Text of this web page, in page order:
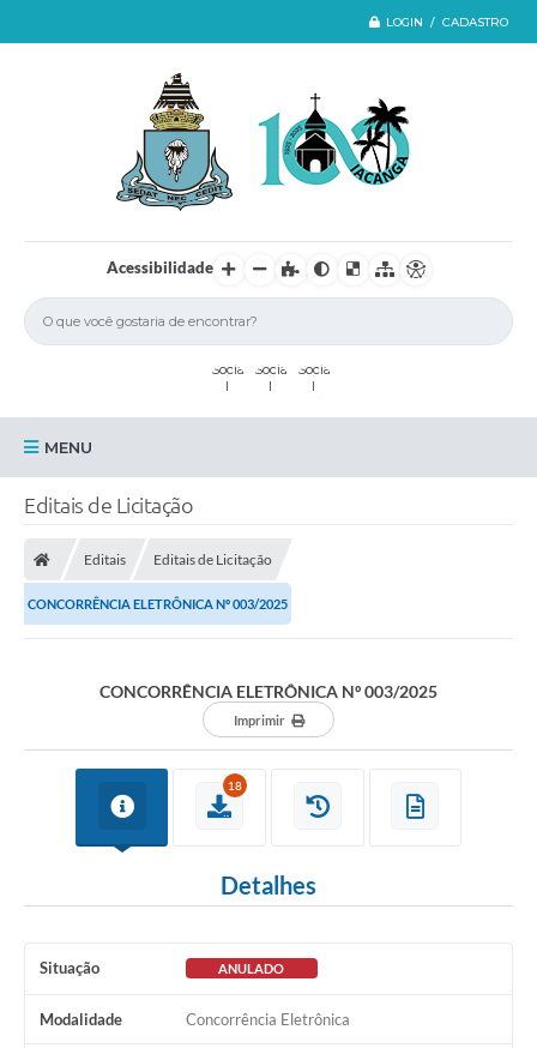
LOGIN / CADASTRO
Acessibilidade
MENU
Iacanga
Diário Oficial
Secretarias
Transparência
Internet Gratuita
Contato
FAQ / Perguntas e Respostas Frequentes
Editais de Licitação
Editais Editais de Licitação
CONCORRÊNCIA ELETRÔNICA Nº 003/2025
CONCORRÊNCIA ELETRÔNICA Nº 003/2025
Imprimir
18
Detalhes
Situação ANULADO
Modalidade Concorrência Eletrônica